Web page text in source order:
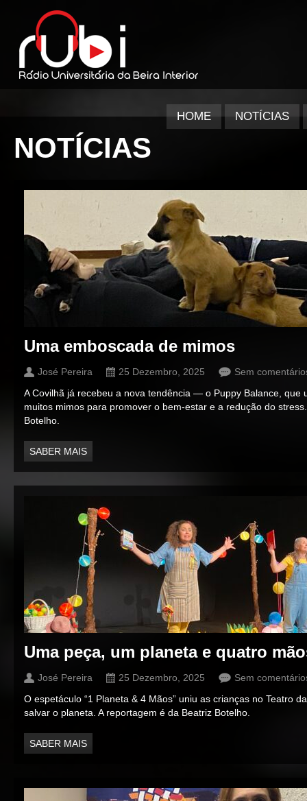
HOME NOTÍCIAS
NOTÍCIAS
Uma emboscada de mimos
José Pereira 25 Dezembro, 2025
Sem
A Covilhã já recebeu a nova tendência — o Puppy Balance, que
muitos mimos para promover o bem-estar e a redução do
Botelho.
SABER MAIS
Uma peça, um planeta e quatro
José Pereira 25 Dezembro, 2025
Sem
O espetáculo “1 Planeta & 4 Mãos” uniu as crianças no Teatro
salvar o planeta. A reportagem é da Beatriz Botelho.
SABER MAIS